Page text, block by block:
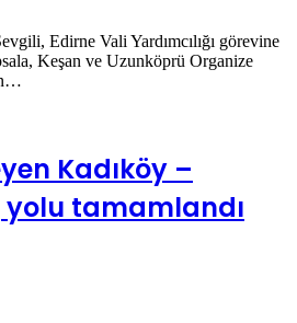
Edirne Vali Yardımcılığı görevine
Keşan ve Uzunköprü Organize
Kadıköy –
tamamlandı